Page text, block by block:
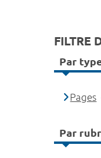
FILTRE
Par
Pages
Par